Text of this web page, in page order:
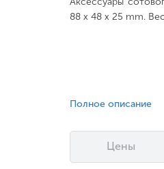
88 x 48 x 25 mm.
Полное описание
Цены